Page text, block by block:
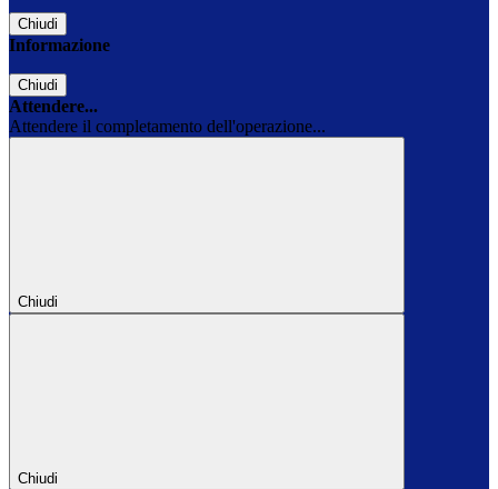
Chiudi
Informazione
Chiudi
Attendere...
Attendere il completamento dell'operazione...
Chiudi
Chiudi